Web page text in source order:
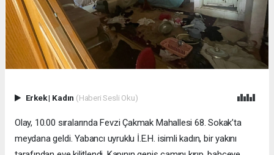
Erkek| Kadın (Haberi Sesli Oku)
Olay, 10.00 sıralarında Fevzi Çakmak Mahallesi 68. Sokak’ta
meydana geldi. Yabancı uyruklu İ.E.H. isimli kadın, bir yakını